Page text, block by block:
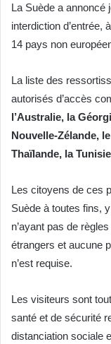
La Suède a annoncé
interdiction d’entrée,
14 pays non
La liste des
autorisés d’accès
l’Australie, la
Nouvelle-Zélande,
Thaïlande, la
Les citoyens de ces
Suède à toutes fins,
n’ayant pas de
étrangers et aucune
n’est requise.
Les visiteurs sont
santé et de sécurité
distanciation sociale